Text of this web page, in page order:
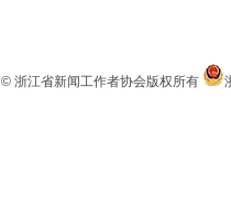
© 浙江省新闻工作者协会版权所有